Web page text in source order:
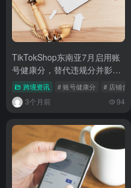
TikTokShop东南亚7月启用账
号健康分，替代违规分并影响
店铺流量权重
跨境资讯 # 账号健康分 # 店铺合规
3个月前 94